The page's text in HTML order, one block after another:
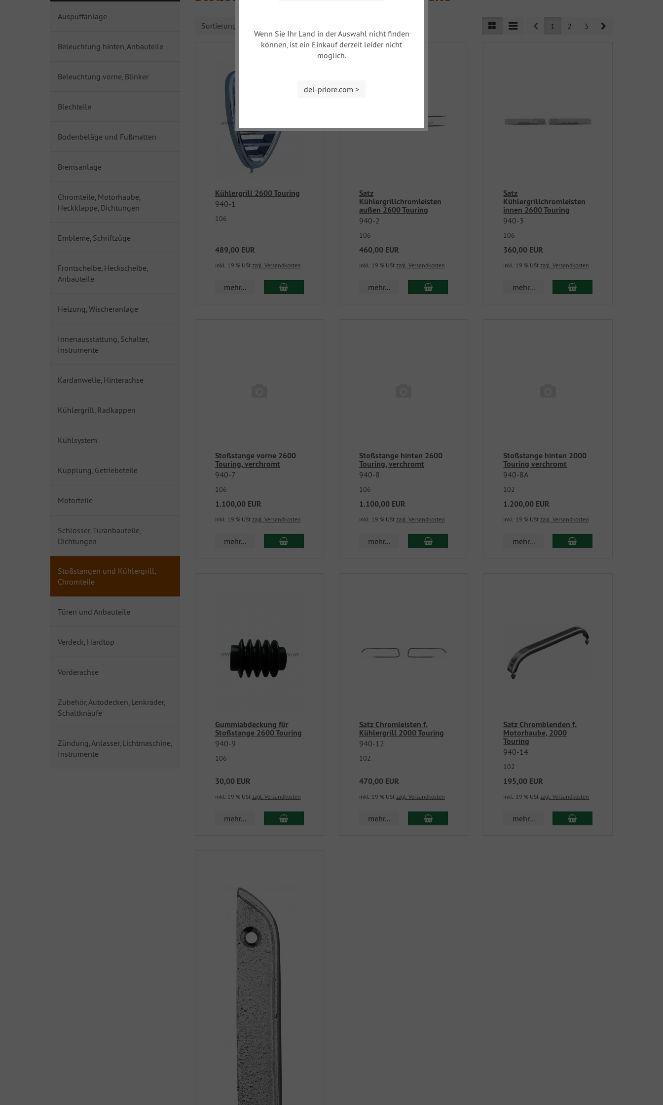
Sortierung Prev1 2 3 Next
Kühlergrill 2600 Touring
940-1
106
489,00 EUR
inkl. 19 % USt zzgl. Versandkosten
mehr...
Satz
Kühlergrillchromleisten
außen 2600 Touring
940-2
106
460,00 EUR
inkl. 19 % USt zzgl. Versandkosten
mehr...
Satz
Kühlergrillchromleisten
innen 2600 Touring
940-3
106
360,00 EUR
inkl. 19 % UStzzgl. Versandkosten
mehr...
Stoßstange vorne 2600
Touring, verchromt
940-7
106
1.100,00 EUR
inkl. 19 % USt zzgl. Versandkosten
mehr...
Stoßstange hinten 2600
Touring, verchromt
940-8
106
1.100,00 EUR
inkl. 19 % USt zzgl. Versandkosten
mehr...
Stoßstange hinten 2000
Touring verchromt
940-8A
102
1.200,00 EUR
inkl. 19 % UStzzgl. Versandkosten
mehr...
Gummiabdeckung für
Stoßstange 2600 Touring
940-9
106
30,00 EUR
inkl. 19 % USt zzgl. Versandkosten
mehr...
Satz Chromleisten f.
Kühlergrill 2000 Touring
940-12
102
470,00 EUR
inkl. 19 % USt zzgl. Versandkosten
mehr...
Satz Chromblenden f.
Motorhaube, 2000
Touring
940-14
102
195,00 EUR
inkl. 19 % UStzzgl. Versandkosten
mehr...
Auspuffanlage
Beleuchtung hinten, Anbauteile
Beleuchtung vorne, Blinker
Blechteile
Bodenbeläge und Fußmatten
Bremsanlage
Chromteile, Motorhaube,
Heckklappe, Dichtungen
Embleme, Schriftzüge
Frontscheibe, Heckscheibe,
Anbauteile
Heizung, Wischeranlage
Innenausstattung, Schalter,
Instrumente
Kardanwelle, Hinterachse
Kühlergrill, Radkappen
Kühlsystem
Kupplung, Getriebeteile
Motorteile
Schlösser, Türanbauteile,
Dichtungen
Stoßstangen und Kühlergrill,
Chromteile
Türen und Anbauteile
Verdeck, Hardtop
Vorderachse
Zubehör, Autodecken, Lenkräder,
Schaltknäufe
Zündung, Anlasser, Lichtmaschine,
Instrumente
Wenn Sie Ihr Land in der Auswahl nicht finden
können, ist ein Einkauf derzeit leider nicht
möglich.
del-priore.com >